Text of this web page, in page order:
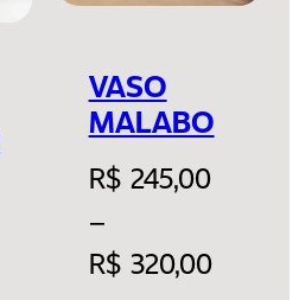
VASO
MALABO
R$245,00
–
R$320,00